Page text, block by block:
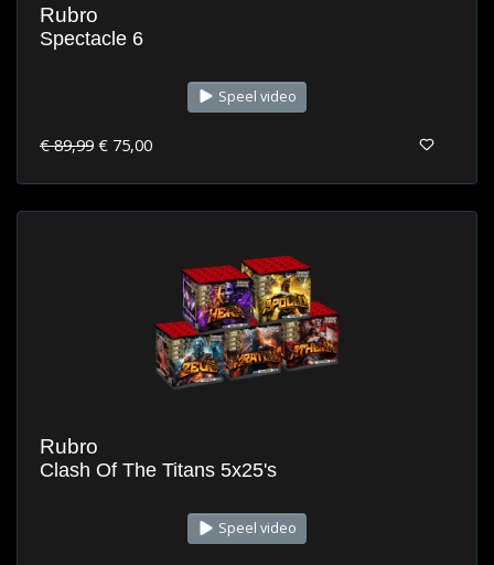
Rubro
Spectacle 6
Speel video
€ 89,99 € 75,00
Rubro
Clash Of The Titans 5x25's
Speel video